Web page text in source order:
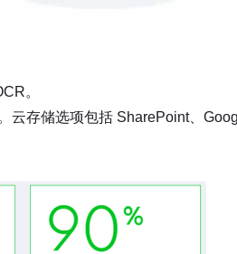
。
存储选项包括 SharePoint、